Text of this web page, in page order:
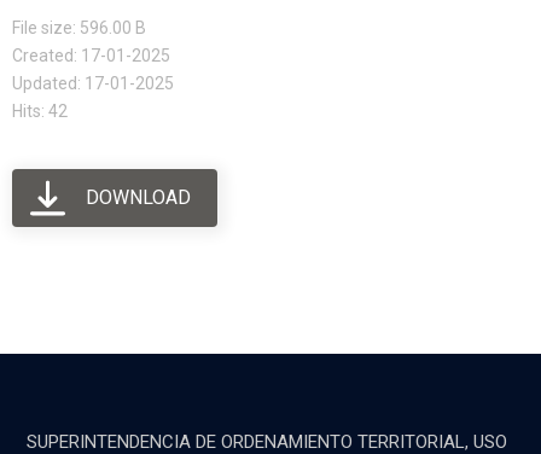
File size: 596.00 B
Created: 17-01-2025
Updated: 17-01-2025
Hits: 42
DOWNLOAD
SUPERINTENDENCIA DE ORDENAMIENTO TERRITORIAL, USO